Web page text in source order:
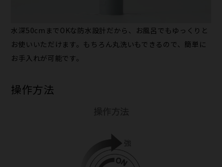
水深50cmまでOKな防水設計だから、お風呂でもゆっくりと
お使いいただけます。もちろん丸洗いもできるので、簡単に
お手入れが可能です。
操作方法